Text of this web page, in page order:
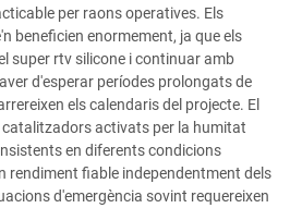
per raons operatives. Els
beneficien enormement, ja que els
super rtv silicone i continuar amb
d'esperar períodes prolongats de
els calendaris del projecte. El
activats per la humitat
en diferents condicions
rendiment fiable independentment dels
d'emergència sovint requereixen